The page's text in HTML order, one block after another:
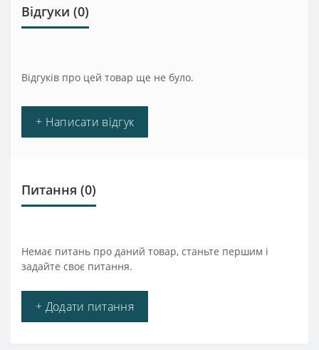
Відгуки (0)
Відгуків про цей товар ще не було.
+ Написати відгук
Питання (0)
Немає питань про даний товар, станьте першим і
задайте своє питання.
+ Додати питання